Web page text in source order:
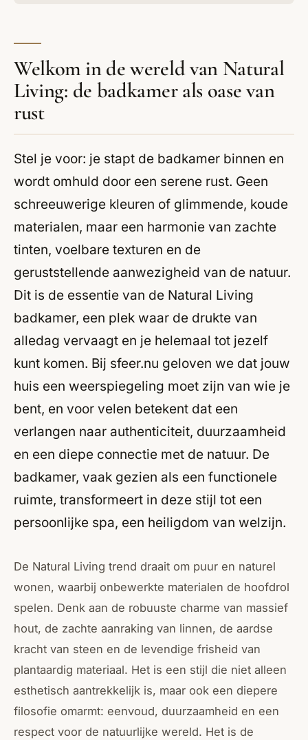
Welkom in de wereld van Natural
Living: de badkamer als oase van
rust
Stel je voor: je stapt de badkamer binnen en
wordt omhuld door een serene rust. Geen
schreeuwerige kleuren of glimmende, koude
materialen, maar een harmonie van zachte
tinten, voelbare texturen en de
geruststellende aanwezigheid van de natuur.
Dit is de essentie van de Natural Living
badkamer, een plek waar de drukte van
alledag vervaagt en je helemaal tot jezelf
kunt komen. Bij sfeer.nu geloven we dat jouw
huis een weerspiegeling moet zijn van wie je
bent, en voor velen betekent dat een
verlangen naar authenticiteit, duurzaamheid
en een diepe connectie met de natuur. De
badkamer, vaak gezien als een functionele
ruimte, transformeert in deze stijl tot een
persoonlijke spa, een heiligdom van welzijn.
De Natural Living trend draait om puur en naturel
wonen, waarbij onbewerkte materialen de hoofdrol
spelen. Denk aan de robuuste charme van massief
hout, de zachte aanraking van linnen, de aardse
kracht van steen en de levendige frisheid van
plantaardig materiaal. Het is een stijl die niet alleen
esthetisch aantrekkelijk is, maar ook een diepere
filosofie omarmt: eenvoud, duurzaamheid en een
respect voor de natuurlijke wereld. Het is de